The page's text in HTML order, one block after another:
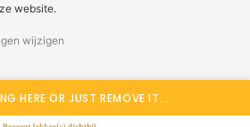
HERE OR JUST REMOVE IT...
website.
wijzigen